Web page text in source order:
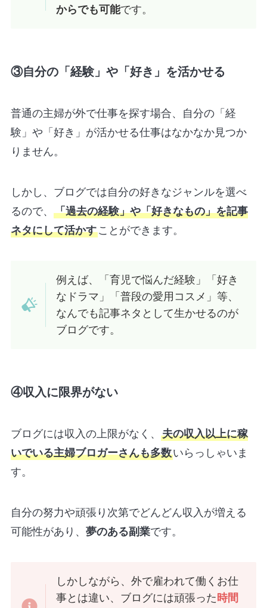
からでも可能です。
③自分の「経験」や「好き」を活かせる
普通の主婦が外で仕事を探す場合、自分の「経
験」や「好き」が活かせる仕事はなかなか見つか
りません。
しかし、ブログでは自分の好きなジャンルを選べ
るので、 「過去の経験」や「好きなもの」を記事
ネタにして活かすことができます。
例えば、「育児で悩んだ経験」「好き
なドラマ」「普段の愛用コスメ」等、
なんでも記事ネタとして生かせるのが
ブログです。
④収入に限界がない
ブログには収入の上限がなく、 夫の収入以上に稼
いでいる主婦ブロガーさんも多数いらっしゃいま
す。
自分の努力や頑張り次第でどんどん収入が増える
可能性があり、 夢のある副業です。
しかしながら、外で雇われて働くお仕
事とは違い、ブログには頑張った時間